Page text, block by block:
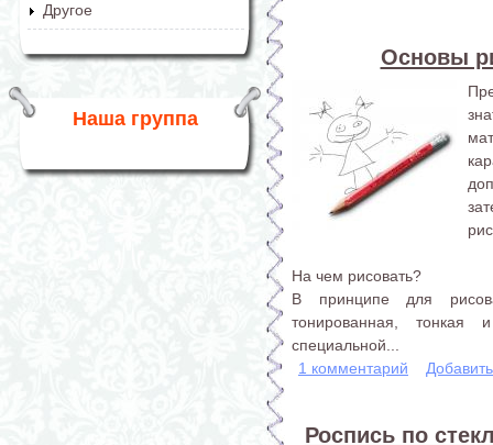
Другое
Наша группа
Основы
На чем рисовать?
В принципе для
тонированная,
специальной...
1 комментарий
Роспись по